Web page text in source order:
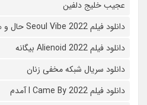
عجیب خلیج دلفین
دانلود فیلم Seoul Vibe 2022 حال و هوای سئول
دانلود فیلم Alienoid 2022 بیگانه
دانلود سریال شبکه مخفی زنان
دانلود فیلم I Came By 2022 آمدم